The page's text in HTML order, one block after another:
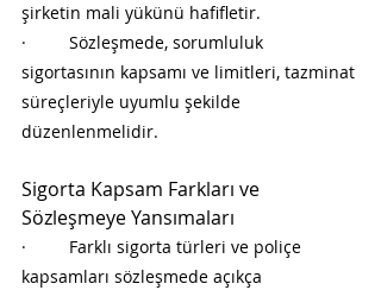
şirketin mali yükünü hafifletir.
·         Sözleşmede, sorumluluk
sigortasının kapsamı ve limitleri, tazminat
süreçleriyle uyumlu şekilde
düzenlenmelidir.
Sigorta Kapsam Farkları ve
Sözleşmeye Yansımaları
·         Farklı sigorta türleri ve poliçe
kapsamları sözleşmede açıkça